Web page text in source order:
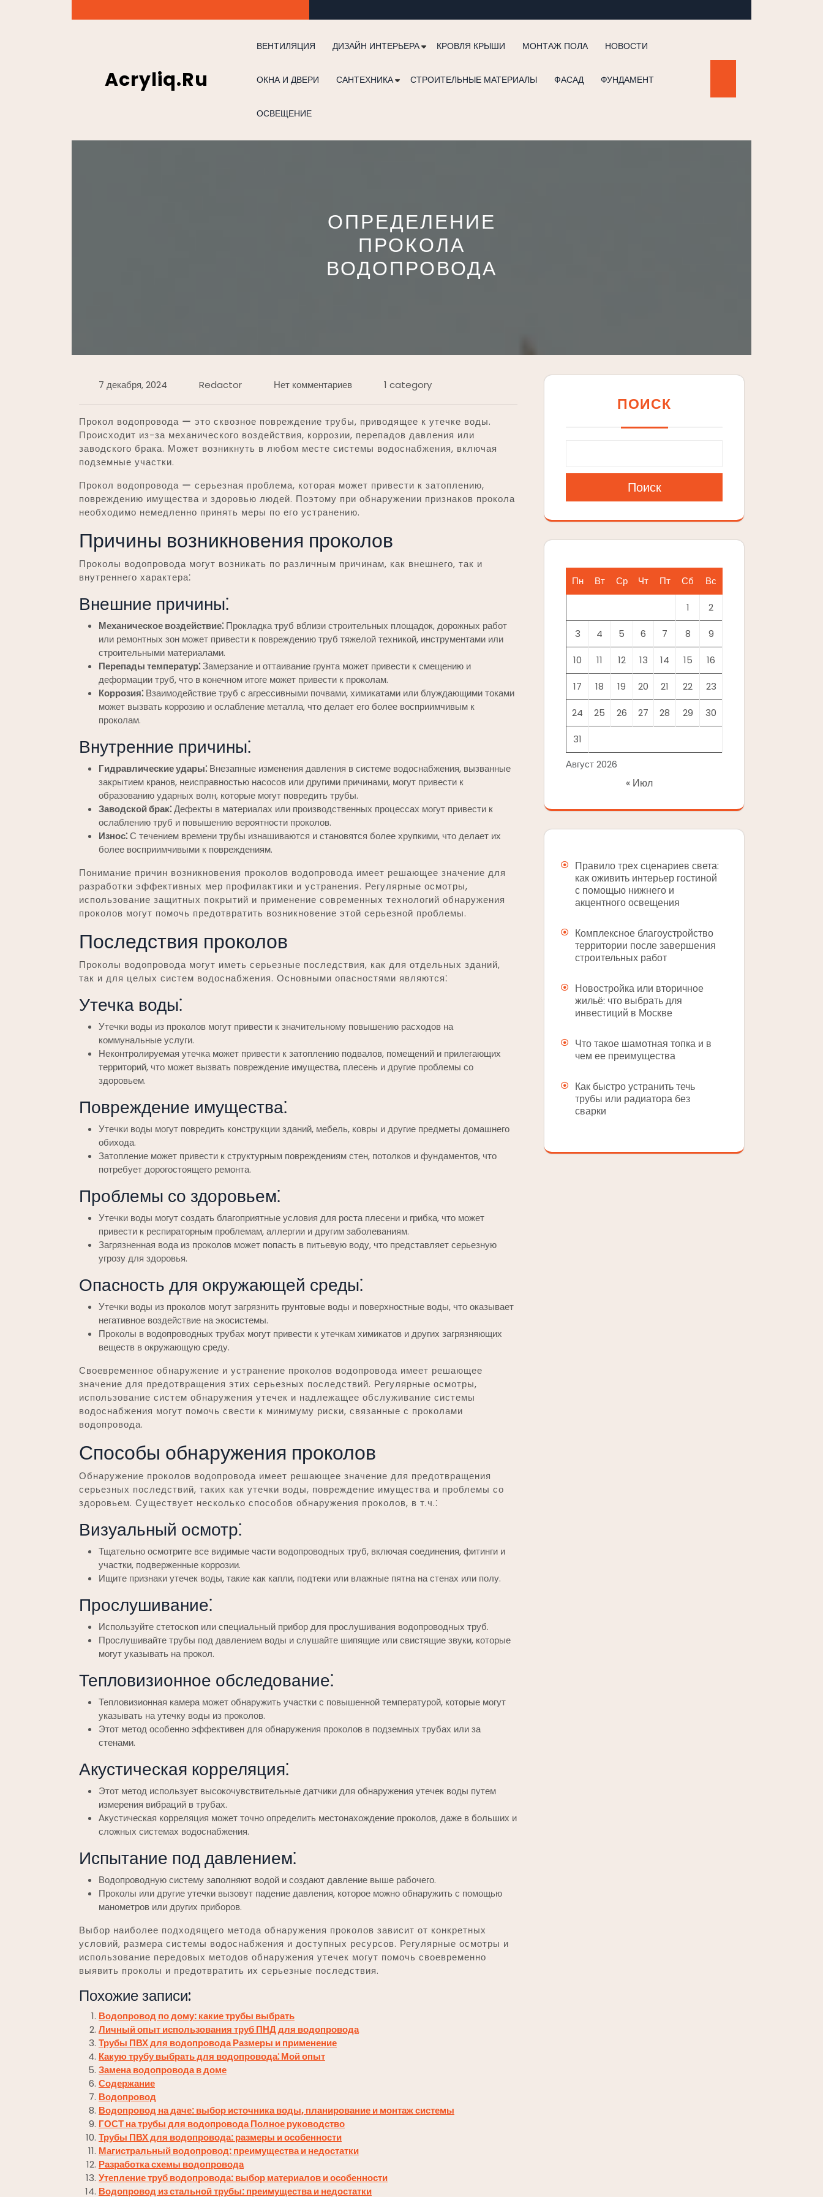
к
Acryliq.ru
ВЕНТИЛЯЦИЯ ДИЗАЙН ИНТЕРЬЕРА КРОВЛЯ КРЫШИ МОНТАЖ ПОЛА НОВОСТИ
ОКНА И ДВЕРИ САНТЕХНИКА СТРОИТЕЛЬНЫЕ МАТЕРИАЛЫ ФАСАД ФУНДАМЕНТ
ОСВЕЩЕНИЕ
ОПРЕДЕЛЕНИЕ
ПРОКОЛА
ВОДОПРОВОДА
7 декабря, 2024 Redactor Нет комментариев 1 category
Прокол водопровода ー это сквозное повреждение трубы, приводящее к утечке воды.
Происходит из-за механического воздействия, коррозии, перепадов давления или
заводского брака. Может возникнуть в любом месте системы водоснабжения, включая
подземные участки.
Прокол водопровода ー серьезная проблема, которая может привести к затоплению,
повреждению имущества и здоровью людей. Поэтому при обнаружении признаков прокола
необходимо немедленно принять меры по его устранению.
Причины возникновения проколов
Проколы водопровода могут возникать по различным причинам, как внешнего, так и
внутреннего характера⁚
Внешние причины⁚
Механическое воздействие⁚ Прокладка труб вблизи строительных площадок, дорожных работ
или ремонтных зон может привести к повреждению труб тяжелой техникой, инструментами или
строительными материалами.
Перепады температур⁚Замерзание и оттаивание грунта может привести к смещению и
деформации труб, что в конечном итоге может привести к проколам.
Коррозия⁚ Взаимодействие труб с агрессивными почвами, химикатами или блуждающими токами
может вызвать коррозию и ослабление металла, что делает его более восприимчивым к
проколам.
Внутренние причины⁚
Гидравлические удары⁚ Внезапные изменения давления в системе водоснабжения, вызванные
закрытием кранов, неисправностью насосов или другими причинами, могут привести к
образованию ударных волн, которые могут повредить трубы.
Заводской брак⁚Дефекты в материалах или производственных процессах могут привести к
ослаблению труб и повышению вероятности проколов.
Износ⁚С течением времени трубы изнашиваются и становятся более хрупкими, что делает их
более восприимчивыми к повреждениям.
Понимание причин возникновения проколов водопровода имеет решающее значение для
разработки эффективных мер профилактики и устранения. Регулярные осмотры,
использование защитных покрытий и применение современных технологий обнаружения
проколов могут помочь предотвратить возникновение этой серьезной проблемы.
Последствия проколов
Проколы водопровода могут иметь серьезные последствия, как для отдельных зданий,
так и для целых систем водоснабжения. Основными опасностями являются⁚
Утечка воды⁚
Утечки воды из проколов могут привести к значительному повышению расходов на
коммунальные услуги.
Неконтролируемая утечка может привести к затоплению подвалов, помещений и прилегающих
территорий, что может вызвать повреждение имущества, плесень и другие проблемы со
здоровьем.
Повреждение имущества⁚
Утечки воды могут повредить конструкции зданий, мебель, ковры и другие предметы домашнего
обихода.
Затопление может привести к структурным повреждениям стен, потолков и фундаментов, что
потребует дорогостоящего ремонта.
Проблемы со здоровьем⁚
Утечки воды могут создать благоприятные условия для роста плесени и грибка, что может
привести к респираторным проблемам, аллергии и другим заболеваниям.
Загрязненная вода из проколов может попасть в питьевую воду, что представляет серьезную
угрозу для здоровья.
Опасность для окружающей среды⁚
Утечки воды из проколов могут загрязнить грунтовые воды и поверхностные воды, что оказывает
негативное воздействие на экосистемы.
Проколы в водопроводных трубах могут привести к утечкам химикатов и других загрязняющих
веществ в окружающую среду.
Своевременное обнаружение и устранение проколов водопровода имеет решающее
значение для предотвращения этих серьезных последствий. Регулярные осмотры,
использование систем обнаружения утечек и надлежащее обслуживание системы
водоснабжения могут помочь свести к минимуму риски, связанные с проколами
водопровода.
Способы обнаружения проколов
Обнаружение проколов водопровода имеет решающее значение для предотвращения
серьезных последствий, таких как утечки воды, повреждение имущества и проблемы со
здоровьем. Существует несколько способов обнаружения проколов, в т.ч.⁚
Визуальный осмотр⁚
Тщательно осмотрите все видимые части водопроводных труб, включая соединения, фитинги и
участки, подверженные коррозии.
Ищите признаки утечек воды, такие как капли, подтеки или влажные пятна на стенах или полу.
Прослушивание⁚
Используйте стетоскоп или специальный прибор для прослушивания водопроводных труб.
Прослушивайте трубы под давлением воды и слушайте шипящие или свистящие звуки, которые
могут указывать на прокол.
Тепловизионное обследование⁚
Тепловизионная камера может обнаружить участки с повышенной температурой, которые могут
указывать на утечку воды из проколов.
Этот метод особенно эффективен для обнаружения проколов в подземных трубах или за
стенами.
Акустическая корреляция⁚
Этот метод использует высокочувствительные датчики для обнаружения утечек воды путем
измерения вибраций в трубах.
Акустическая корреляция может точно определить местонахождение проколов, даже в больших и
сложных системах водоснабжения.
Испытание под давлением⁚
Водопроводную систему заполняют водой и создают давление выше рабочего.
Проколы или другие утечки вызовут падение давления, которое можно обнаружить с помощью
манометров или других приборов.
Выбор наиболее подходящего метода обнаружения проколов зависит от конкретных
условий, размера системы водоснабжения и доступных ресурсов. Регулярные осмотры и
использование передовых методов обнаружения утечек могут помочь своевременно
выявить проколы и предотвратить их серьезные последствия.
Похожие записи:
Водопровод по дому: какие трубы выбрать
Личный опыт использования труб ПНД для водопровода
Трубы ПВХ для водопровода Размеры и применение
Какую трубу выбрать для водопровода⁚ Мой опыт
Замена водопровода в доме
Содержание
Водопровод
Водопровод на даче: выбор источника воды, планирование и монтаж системы
ГОСТ на трубы для водопровода Полное руководство
Трубы ПВХ для водопровода: размеры и особенности
Магистральный водопровод: преимущества и недостатки
Разработка схемы водопровода
Утепление труб водопровода: выбор материалов и особенности
Водопровод из стальной трубы: преимущества и недостатки
ПОИСК
Поиск
Август 2026
Пн Вт Ср Чт Пт Сб Вс
1 2
3 4 5 6 7 8 9
10 11 12 13 14 15 16
17 18 19 20 21 22 23
24 25 26 27 28 29 30
31
« Июл
Правило трех сценариев света:
как оживить интерьер гостиной
с помощью нижнего и
акцентного освещения
Комплексное благоустройство
территории после завершения
строительных работ
Новостройка или вторичное
жильё: что выбрать для
инвестиций в Москве
Что такое шамотная топка и в
чем ее преимущества
Как быстро устранить течь
трубы или радиатора без
сварки